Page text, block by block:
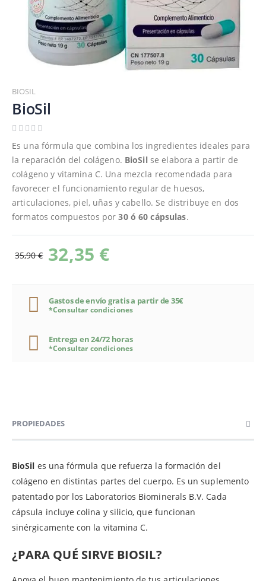
al
comienzo
de
la
galería
imágenes
BIOSIL
BioSil
Es una fórmula que combina los ingredientes ideales para
la reparación del colágeno. BioSilse elabora a partir de
colágeno y vitamina C. Una mezcla recomendada para
favorecer el funcionamiento regular de huesos,
articulaciones, piel, uñas y cabello. Se distribuye en dos
formatos compuestos por30 ó 60 cápsulas.
32,35 €
35,90 €
Gastos de envío gratis a partir de 35€
*Consultar condiciones
Entrega en 24/72 horas
*Consultar condiciones
PROPIEDADES
BioSil es una fórmula que refuerza la formación del
colágeno en distintas partes del cuerpo. Es un suplemento
patentado por los Laboratorios Biominerals B.V. Cada
cápsula incluye colina y silicio, que funcionan
sinérgicamente con la vitamina C.
¿PARA QUÉ SIRVE BIOSIL?